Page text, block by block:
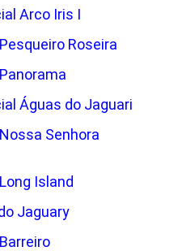
Arco Iris I
Roseira
Águas do Jaguari
Senhora
Island
Jaguary